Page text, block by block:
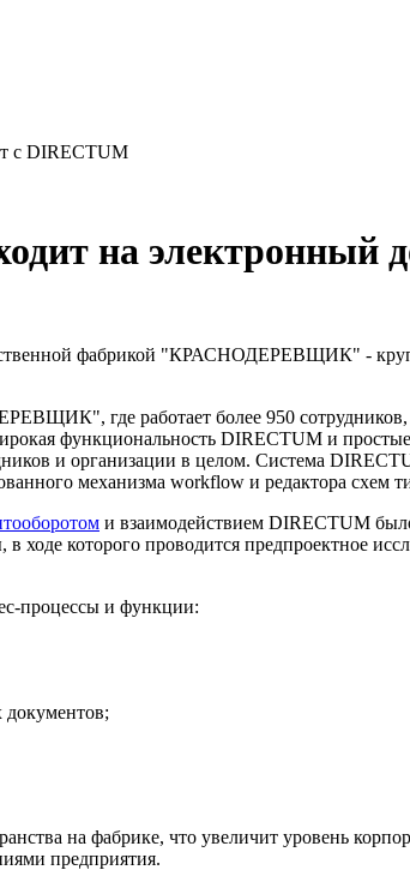
с DIRECTUM
на электронный
фабрикой "КРАСНОДЕРЕВЩИК" -
где работает более 950 сотрудников,
функциональность DIRECTUM и
и организации в целом. Система
механизма workflow и редактора схем
и взаимодействием DIRECTUM
которого проводится предпроектное
процессы и функции:
документов;
на фабрике, что увеличит уровень
предприятия.